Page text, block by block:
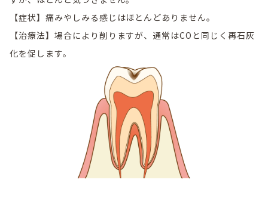
【症状】痛みやしみる感じはほとんどありません。
【治療法】場合により削りますが、通常はCOと同じく再石灰
化を促します。